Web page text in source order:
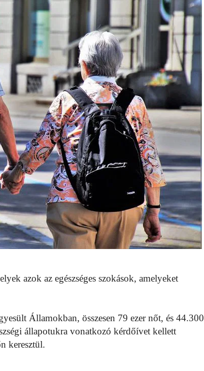
azok az egészséges szokások, amelyeket
Államokban, összesen 79 ezer nőt, és 44.300
állapotukra vonatkozó kérdőívet kellett
keresztül.